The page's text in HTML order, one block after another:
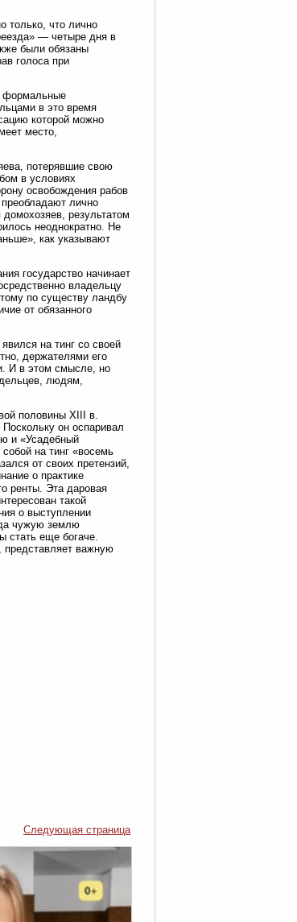
только, что лично
— четыре дня в
были обязаны
голоса при
формальные
в это время
которой можно
место,
потерявшие свою
в условиях
освобождения рабов
лично
результатом
неоднократно. Не
как указывают
государство начинает
владельцу
по существу ландбу
от обязанного
на тинг со своей
держателями его
И в этом смысле, но
людям,
половины XIII в.
он оспаривал
и «Усадебный
на тинг «восемь
от своих претензий,
о практике
ренты. Эта даровая
такой
о выступлении
чужую землю
стать еще богаче.
представляет важную
Следующая страница